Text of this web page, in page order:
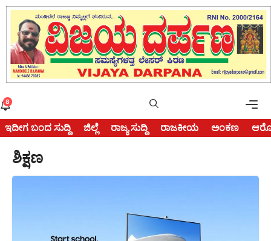
Skip
content
8
ಇದೀಗ ಬಂದ ಸುದ್ದಿ ಜಿಲ್ಲೆ ರಾಜ್ಯ ಸುದ್ದಿ ರಾಜಕೀಯ ಅಂಕಣ
ಶಿಕ್ಷಣ